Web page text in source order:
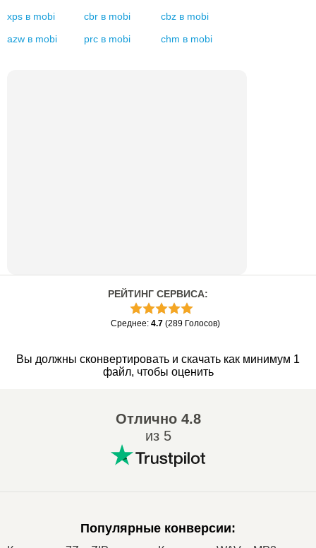
xps в mobi cbr в mobi cbz в mobi
azw в mobi prc в mobi chm в mobi
РЕЙТИНГ СЕРВИСА:
Среднее: 4.7 (289 Голосов)
Вы должны сконвертировать и скачать как минимум 1
файл, чтобы оценить
Отлично4.8
из 5
Популярные конверсии: